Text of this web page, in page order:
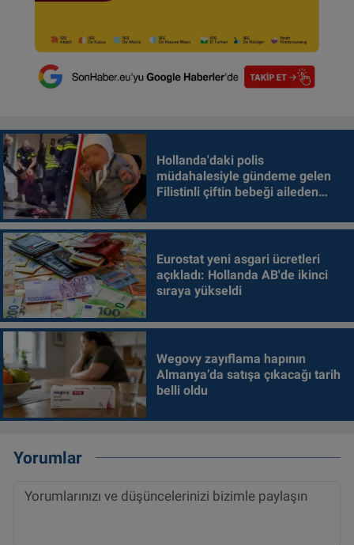
Hollanda'daki polis
müdahalesiyle gündeme gelen
Filistinli çiftin bebeği aileden
Eurostat yeni asgari ücretleri
açıkladı: Hollanda AB'de ikinci
sıraya yükseldi
Wegovy zayıflama hapının
Almanya’da satışa çıkacağı tarih
belli oldu
Yorumlar